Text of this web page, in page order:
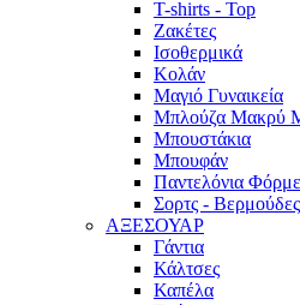
T-shirts - Top
Ζακέτες
Ισοθερμικά
Κολάν
Μαγιό Γυναικεία
Μπλούζα Μακρύ
Μπουστάκια
Μπουφάν
Παντελόνια
Σορτς - Βερμούδες
ΑΞΕΣΟΥΑΡ
Γάντια
Κάλτσες
Καπέλα